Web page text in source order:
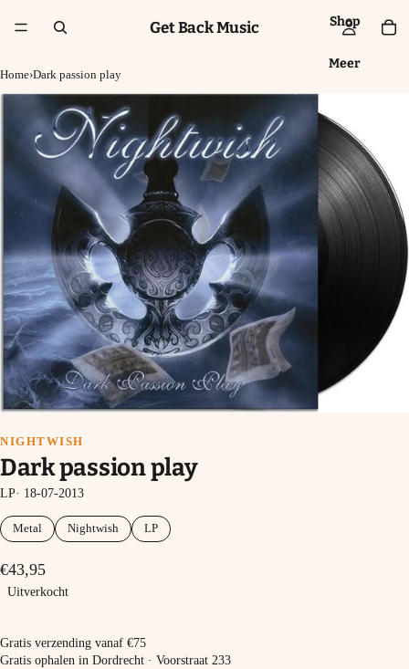
Shop
Meer
Get Back Music
Home›Dark passion play
NIGHTWISH
Dark passion play
LP· 18-07-2013
Metal Nightwish LP
€43,95
Uitverkocht
Uitverkocht
Gratis verzending vanaf €75
Gratis ophalen in Dordrecht · Voorstraat 233